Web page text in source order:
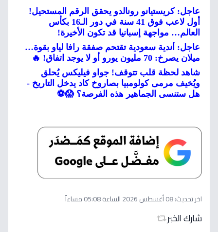
عاجل: كريستيانو رونالدو يحقق الرقم المستحيل!
أول لاعب فوق 41 سنة في دور الـ16 بكأس
العالم… مواجهة إسبانيا قد تكون الأخيرة!
عاجل: أندية سعودية تقتحم صفقة رافا لياو بقوة…
ميلان يصرخ: 70 مليون يورو أو لا يوجد اتفاق! 🔥
شاهد لحظة قلب تتوقف! جواو فيليكس يُحلق
ويُخيف مرمى كولومبيا بصاروخ كاد يدخل التاريخ -
هل ستنسى الجماهير هذه الفرصة؟ 😱⚽
اخر تحديث:08 أغسطس 2026 الساعة 05:08 مساءاً
شارك الخبر